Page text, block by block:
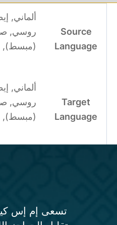
Source
Language
ألماني,
روسي,
(مبسط),
Target
Language
ألماني,
روسي,
(مبسط),
تسعى إم إس